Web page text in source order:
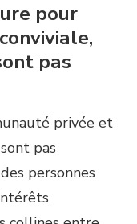
pour
pas
privée et
pas
personnes